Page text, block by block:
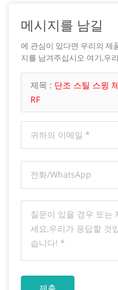
메시지를 남길
에 관심이 있다면 우리의 제
지를 남겨주십시오 여기,우
제목 : 단조 스틸 스윙
RF